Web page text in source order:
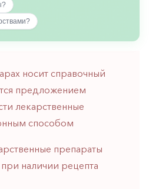
носит справочный
предложением
лекарственные
способом
препараты
наличии рецепта